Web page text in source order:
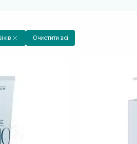
Очистити всі